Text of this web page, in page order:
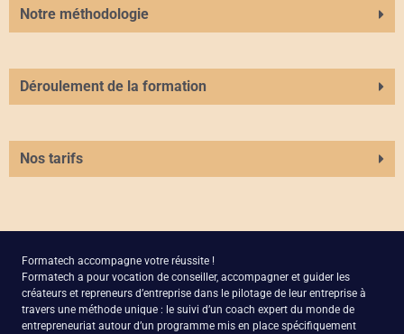
Notre méthodologie
Déroulement de la formation
Nos tarifs
Formatech accompagne votre réussite !
Formatech a pour vocation de conseiller, accompagner et guider les
créateurs et repreneurs d’entreprise dans le pilotage de leur entreprise à
travers une méthode unique : le suivi d’un coach expert du monde de
entrepreneuriat autour d’un programme mis en place spécifiquement